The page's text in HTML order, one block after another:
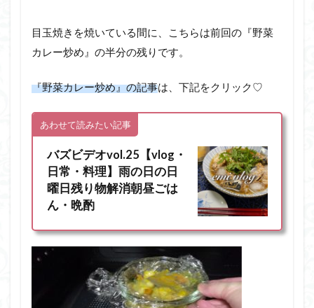
目玉焼きを焼いている間に、こちらは前回の『野菜
カレー炒め』の半分の残りです。
『野菜カレー炒め』の記事は、下記をクリック♡
あわせて読みたい記事
バズビデオvol.25【vlog・
日常・料理】雨の日の日
曜日残り物解消朝昼ごは
ん・晩酌